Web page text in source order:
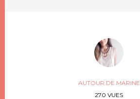
AUTOUR DE MARINE
270 VUES